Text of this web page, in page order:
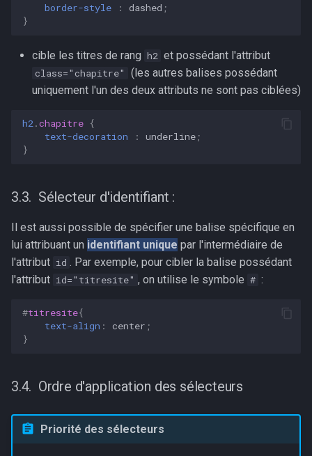
border-style
: dashed ;
}
cible les titres de rang h2 et possédant l'attribut
class="chapitre"
(les autres balises possédant
uniquement l'un des deux attributs ne sont pas ciblées)
h2.chapitre {
text-decoration
: underline ;
}
Sélecteur d'identifiant :
Il est aussi possible de spécifier une balise spécifique en
lui attribuant un identifiant unique par l'intermédiaire de
l'attribut id
. Par exemple, pour cibler la balise possédant
l'attribut id="titresite" , on utilise le symbole # :
#titresite{
text-align : center ;
}
Ordre d'application des sélecteurs
Priorité des sélecteurs